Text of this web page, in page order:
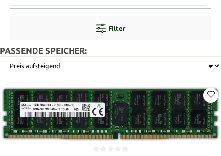
Filter
PASSENDE SPEICHER: